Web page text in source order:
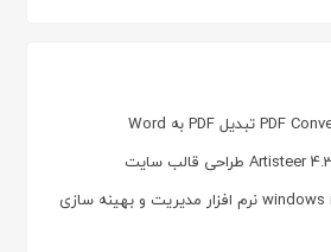
دانلود windows manager 2.3.3 نرم افزار مدیریت و بهینه سازی